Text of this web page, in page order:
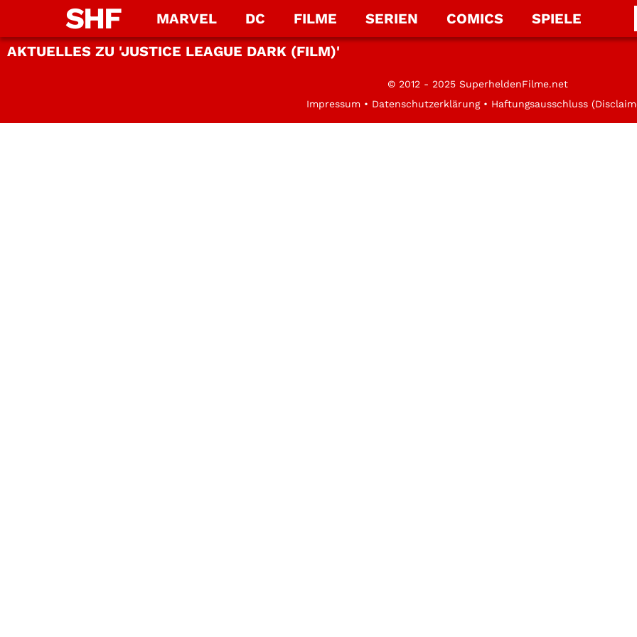
SHF MARVEL DC FILME SERIEN COMICS
SPIELE
AKTUELLES ZU 'JUSTICE LEAGUE DARK (FILM)'
© 2012 - 2025 SuperheldenFilme.net
Impressum • Datenschutzerklärung• Haftungsausschluss